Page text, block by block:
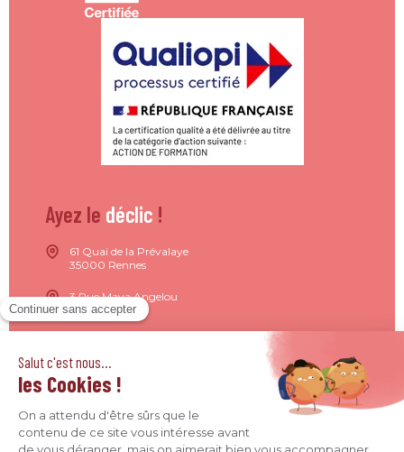
Ayez le déclic !
61 Quai de la Prévalaye
35000 Rennes
3 Rue Maya Angelou
44200 Nantes
4 Quai Jean Moulin
09 71 37 26 34